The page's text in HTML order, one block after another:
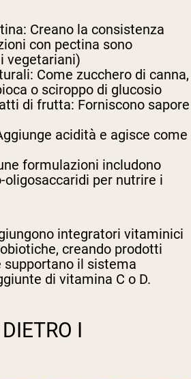
Creano la consistenza
con pectina sono
vegetariani)
Come zucchero di canna,
o sciroppo di glucosio
di frutta: Forniscono sapore
acidità e agisce come
formulazioni includono
per nutrire i
integratori vitaminici
creando prodotti
il sistema
di vitamina C o D.
I